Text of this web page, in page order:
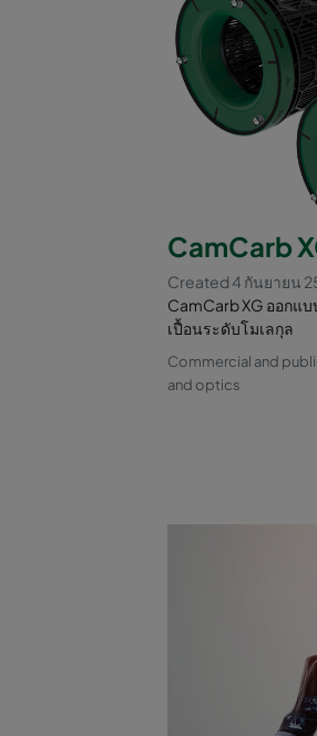
CamCarb
Created 4 กันยายน
CamCarb XG ออกแ
เปื้อนระดับโมเลกุล
Commercial and
and optics